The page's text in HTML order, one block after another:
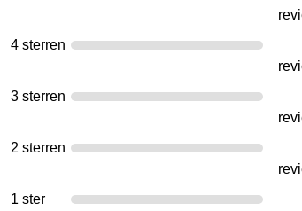
4 sterren
3 sterren
2 sterren
1 ster